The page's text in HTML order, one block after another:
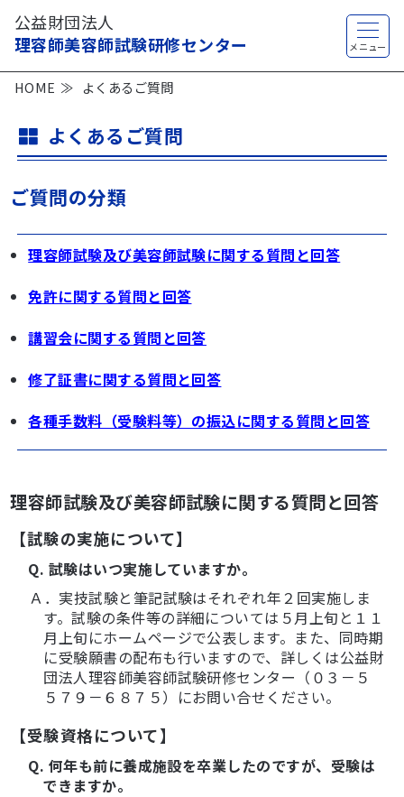
公益財団法人
理容師美容師試験研修センター
HOME よくあるご質問
よくあるご質問
ご質問の分類
理容師試験及び美容師試験に関する質問と回答
免許に関する質問と回答
講習会に関する質問と回答
修了証書に関する質問と回答
各種手数料（受験料等）の振込に関する質問と回答
理容師試験及び美容師試験に関する質問と回答
【試験の実施について】
Q. 試験はいつ実施していますか。
Ａ．実技試験と筆記試験はそれぞれ年２回実施しま
す。試験の条件等の詳細については５月上旬と１１
月上旬にホームページで公表します。また、同時期
に受験願書の配布も行いますので、詳しくは公益財
団法人理容師美容師試験研修センター（０３－５
５７９－６８７５）にお問い合せください。
【受験資格について】
Q. 何年も前に養成施設を卒業したのですが、受験は
できますか。